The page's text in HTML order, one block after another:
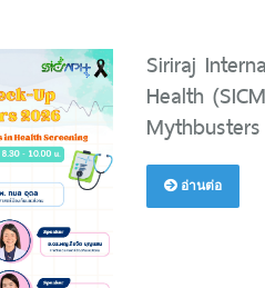
Siriraj
Health
อ่านต่อ